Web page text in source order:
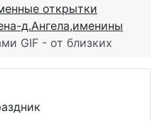
открытки
д.Ангела,именины
GIF - от близких